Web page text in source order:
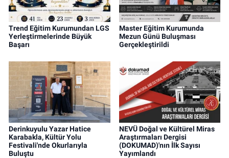
Trend Eğitim Kurumundan LGS
Yerleştirmelerinde Büyük
Başarı
Master Eğitim Kurumunda
Mezun Günü Buluşması
Gerçekleştirildi
Derinkuyulu Yazar Hatice
Karabakla, Kültür Yolu
Festivali'nde Okurlarıyla
Buluştu
NEVÜ Doğal ve Kültürel Miras
Araştırmaları Dergisi
(DOKUMAD)'nın İlk Sayısı
Yayımlandı